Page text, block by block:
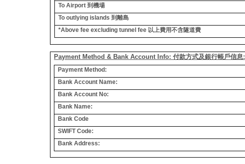
To Airport 到機場
To outlying islands 到離島
*Above fee excluding tunnel fee 以上費用不含隧道費
Payment Method & Bank Account Info: 付款方式及銀行帳戶信息:
Payment Method:
Bank Account Name:
Bank Account No:
Bank Name:
Bank Code
SWIFT Code:
Bank Address: